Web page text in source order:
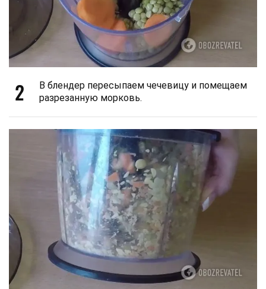
2
В блендер пересыпаем чечевицу и помещаем
разрезанную морковь.